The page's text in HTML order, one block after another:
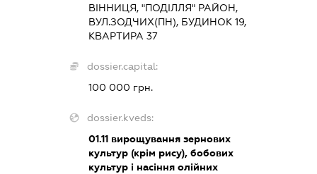
ВІННИЦЯ, "ПОДІЛЛЯ" РАЙОН,
ВУЛ.ЗОДЧИХ(ПН), БУДИНОК 19,
КВАРТИРА 37
dossier.capital:
100 000 грн.
dossier.kveds:
01.11вирощування зернових
культур (крім рису), бобових
культур і насіння олійних